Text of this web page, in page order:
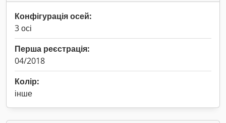
Конфігурація осей:
3 осі
Перша реєстрація:
04/2018
Колір:
інше